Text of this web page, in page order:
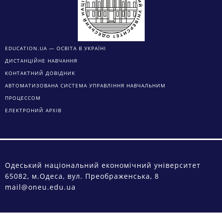
EDUCATION.UA — ОСВІТА В УКРАЇНІ
ДИСТАНЦІЙНЕ НАВЧАННЯ
КОНТАКТНИЙ ДОВІДНИК
АВТОМАТИЗОВАНА СИСТЕМА УПРАВЛІННЯ НАВЧАЛЬНИМ
ПРОЦЕССОМ
ЕЛЕКТРОНИЙ АРХІВ
Одеський національний економічний університет
65082, м.Одеса, вул. Преображенська, 8
mail@oneu.edu.ua